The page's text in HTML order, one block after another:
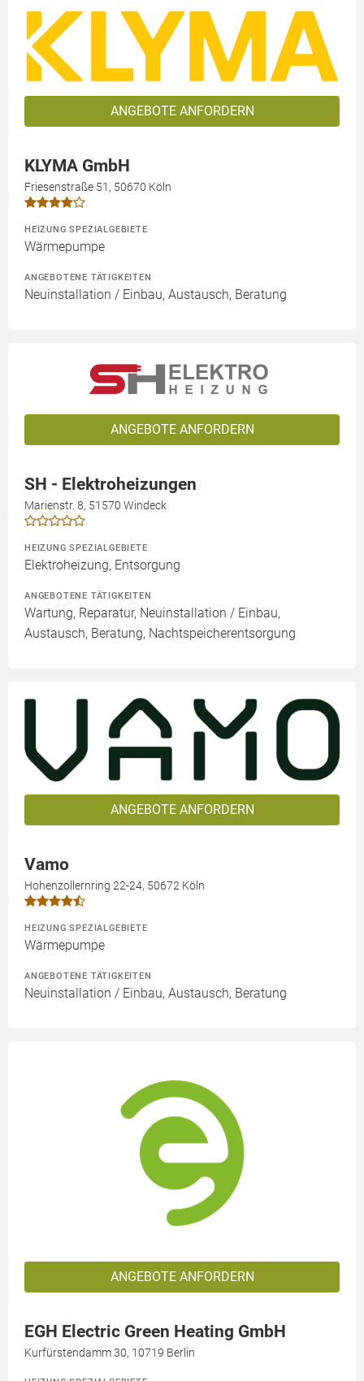
ANGEBOTE ANFORDERN
KLYMA GmbH
Friesenstraße 51, 50670 Köln
HEIZUNG SPEZIALGEBIETE
Wärmepumpe
ANGEBOTENE TÄTIGKEITEN
Neuinstallation / Einbau, Austausch, Beratung
ANGEBOTE ANFORDERN
SH - Elektroheizungen
Marienstr. 8, 51570 Windeck
HEIZUNG SPEZIALGEBIETE
Elektroheizung, Entsorgung
ANGEBOTENE TÄTIGKEITEN
Wartung, Reparatur, Neuinstallation / Einbau,
Austausch, Beratung, Nachtspeicherentsorgung
ANGEBOTE ANFORDERN
Vamo
Hohenzollernring 22-24, 50672 Köln
HEIZUNG SPEZIALGEBIETE
Wärmepumpe
ANGEBOTENE TÄTIGKEITEN
Neuinstallation / Einbau, Austausch, Beratung
ANGEBOTE ANFORDERN
EGH Electric Green Heating GmbH
Kurfürstendamm 30, 10719 Berlin